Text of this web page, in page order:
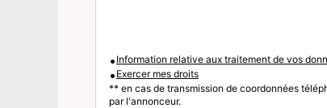
• Information relative aux traitement de vos
• Exercer mes droits
** en cas de transmission de coordonnées
par l'annonceur.